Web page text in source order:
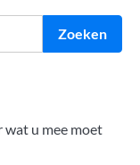
Zoeken
wat u mee moet